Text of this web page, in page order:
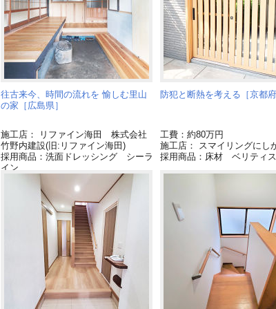
往古来今、時間の流れを 愉しむ里山
の家［広島県］
施工店： リファイン海田 株式会社
竹野内建設(旧:リファイン海田)
採用商品：洗面ドレッシング シーラ
イン
防犯と断熱を考える［京都府
工費：約80万円
施工店： スマイリングにし
採用商品：床材 ベリティス